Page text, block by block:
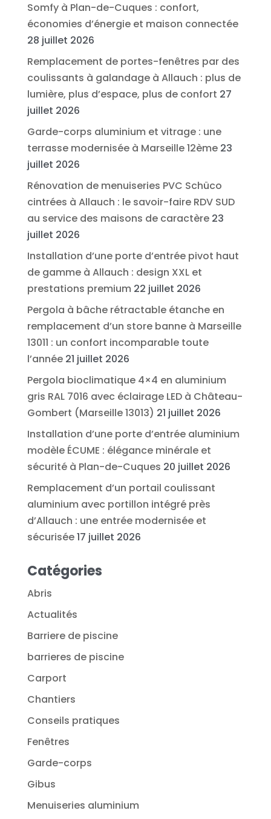
Somfy à Plan-de-Cuques : confort,
économies d’énergie et maison connectée
28 juillet 2026
Remplacement de portes-fenêtres par des
coulissants à galandage à Allauch : plus de
lumière, plus d’espace, plus de confort 27
juillet 2026
Garde-corps aluminium et vitrage : une
terrasse modernisée à Marseille 12ème 23
juillet 2026
Rénovation de menuiseries PVC Schüco
cintrées à Allauch : le savoir-faire RDV SUD
au service des maisons de caractère 23
juillet 2026
Installation d’une porte d’entrée pivot haut
de gamme à Allauch : design XXL et
prestations premium 22 juillet 2026
Pergola à bâche rétractable étanche en
remplacement d’un store banne à Marseille
13011 : un confort incomparable toute
l’année 21 juillet 2026
Pergola bioclimatique 4×4 en aluminium
gris RAL 7016 avec éclairage LED à Château-
Gombert (Marseille 13013) 21 juillet 2026
Installation d’une porte d’entrée aluminium
modèle ÉCUME : élégance minérale et
sécurité à Plan-de-Cuques 20 juillet 2026
Remplacement d’un portail coulissant
aluminium avec portillon intégré près
d’Allauch : une entrée modernisée et
sécurisée17 juillet 2026
Catégories
Abris
Actualités
Barriere de piscine
barrieres de piscine
Carport
Chantiers
Conseils pratiques
Fenêtres
Garde-corps
Gibus
Menuiseries aluminium